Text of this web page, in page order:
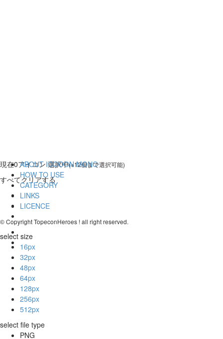
現在0アイコン 選択中(※12個まで選択可能)
すべてクリアする
select size
16px
32px
48px
64px
128px
256px
512px
select file type
PNG
ABOUT ICOOON MONO
HOW TO USE
CATEGORY
LINKS
LICENCE
© Copyright TopeconHeroes ! all right reserved.